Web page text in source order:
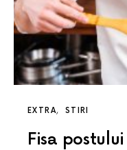
EXTRA STIRI
Fisa